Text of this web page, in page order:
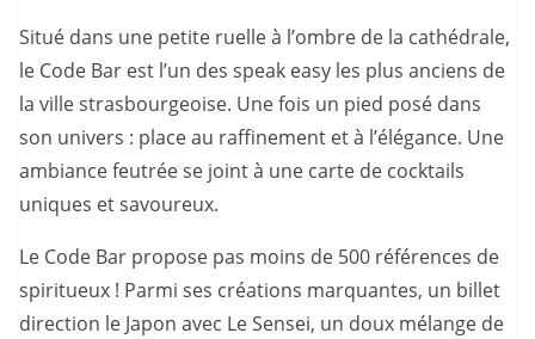
Situé dans une petite ruelle à l’ombre de la cathédrale,
le Code Bar est l’un des speak easy les plus anciens de
la ville strasbourgeoise. Une fois un pied posé dans
son univers : place au raffinement et à l’élégance. Une
ambiance feutrée se joint à une carte de cocktails
uniques et savoureux.
Le Code Bar propose pas moins de 500 références de
spiritueux ! Parmi ses créations marquantes, un billet
direction le Japon avec Le Sensei, un doux mélange de